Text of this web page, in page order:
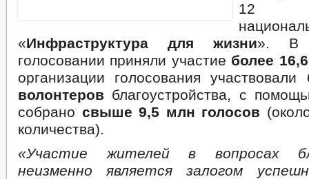
12
«Инфраструктура для жизни». В
голосовании приняли участие более
организации голосования участвовали
волонтеров благоустройства, с
собрано свыше 9,5 млн голосов
количества).
«Участие жителей в вопросах
неизменно является залогом